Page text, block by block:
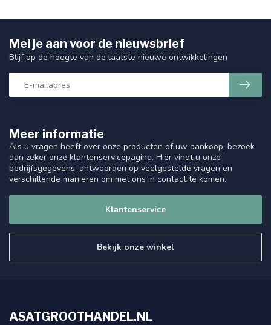
Meer informatie
Als u vragen heeft over onze producten of uw aankoop, bezoek
dan zeker onze klantenservicepagina. Hier vindt u onze
bedrijfsgegevens, antwoorden op veelgestelde vragen en
verschillende manieren om met ons in contact te komen.
Klantenservice
Bekijk onze winkel
Mel je aan voor de nieuwsbrief
Blijf op de hoogte van de laatste nieuwe ontwikkelingen
ASATGROOTHANDEL.NL